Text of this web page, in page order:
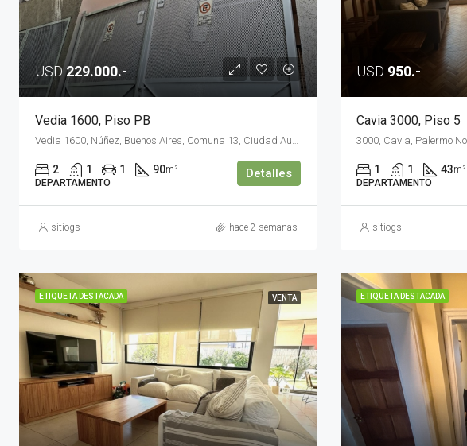
USD229.000.-
Vedia 1600, Piso PB
2 1 1 90m²
DEPARTAMENTO
Detalles
sitiogs hace 2 semanas
USD 950.-
Cavia 3000, Piso 5
1 1 43m²
DEPARTAMENTO
sitiogs
ETIQUETA DESTACADA VENTA ETIQUETA DESTACADA